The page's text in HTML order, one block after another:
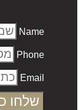
Name
Phone
Email
שלחו